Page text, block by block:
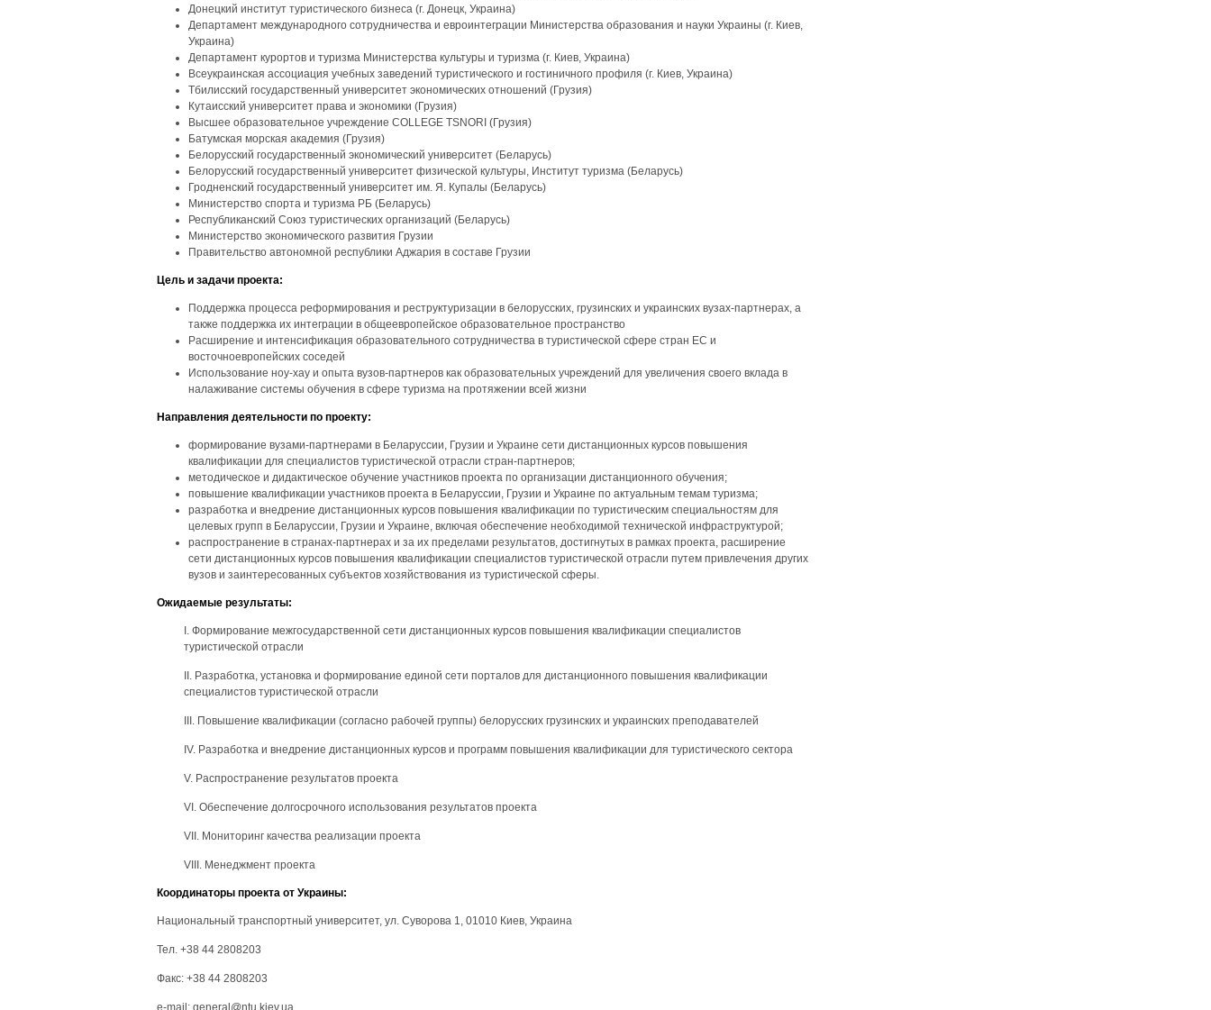
Донецкий институт туристического бизнеса (г. Донецк, Украина)
Департамент международного сотрудничества и евроинтеграции Министерства образования и науки Украины (г. Киев,
Украина)
Департамент курортов и туризма Министерства культуры и туризма (г. Киев, Украина)
Всеукраинская ассоциация учебных заведений туристического и гостиничного профиля (г. Киев, Украина)
Тбилисский государственный университет экономических отношений (Грузия)
Кутаисский университет права и экономики (Грузия)
Высшее образовательное учреждение COLLEGE TSNORI (Грузия)
Батумская морская академия (Грузия)
Белорусский государственный экономический университет (Беларусь)
Белорусский государственный университет физической культуры, Институт туризма (Беларусь)
Гродненский государственный университет им. Я. Купалы (Беларусь)
Министерство спорта и туризма РБ (Беларусь)
Республиканский Союз туристических организаций (Беларусь)
Министерство экономического развития Грузии
Правительство автономной республики Аджария в составе Грузии
Цель и задачи проекта:
Поддержка процесса реформирования и реструктуризации в белорусских, грузинских и украинских вузах-партнерах, а
также поддержка их интеграции в общеевропейское образовательное пространство
Расширение и интенсификация образовательного сотрудничества в туристической сфере стран ЕС и
восточноевропейских соседей
Использование ноу-хау и опыта вузов-партнеров как образовательных учреждений для увеличения своего вклада в
налаживание системы обучения в сфере туризма на протяжении всей жизни
Направления деятельности по проекту:
формирование вузами-партнерами в Беларуссии, Грузии и Украине сети дистанционных курсов повышения
квалификации для специалистов туристической отрасли стран-партнеров;
методическое и дидактическое обучение участников проекта по организации дистанционного обучения;
повышение квалификации участников проекта в Беларуссии, Грузии и Украине по актуальным темам туризма;
разработка и внедрение дистанционных курсов повышения квалификации по туристическим специальностям для
целевых групп в Беларуссии, Грузии и Украине, включая обеспечение необходимой технической инфраструктурой;
распространение в странах-партнерах и за их пределами результатов, достигнутых в рамках проекта, расширение
сети дистанционных курсов повышения квалификации специалистов туристической отрасли путем привлечения других
вузов и заинтересованных субъектов хозяйствования из туристической сферы.
Ожидаемые результаты:
I. Формирование межгосударственной сети дистанционных курсов повышения квалификации специалистов
туристической отрасли
II. Разработка, установка и формирование единой сети порталов для дистанционного повышения квалификации
специалистов туристической отрасли
III. Повышение квалификации (согласно рабочей группы) белорусских грузинских и украинских преподавателей
IV. Разработка и внедрение дистанционных курсов и программ повышения квалификации для туристического сектора
V. Распространение результатов проекта
VI. Обеспечение долгосрочного использования результатов проекта
VII. Мониторинг качества реализации проекта
VIII. Менеджмент проекта
Координаторы проекта от Украины:
Национальный транспортный университет, ул. Суворова 1, 01010 Киев, Украина
Тел. +38 44 2808203
Факс: +38 44 2808203
e-mail: general@ntu.kiev.ua